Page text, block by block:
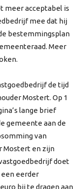
meer acceptabel is
mee dat hij
bestemmingsplan
Meer
de tijd
Mostert. Op 1
lange brief
gemeente aan de
van
Mostert en zijn
doet
een eerder
bij te dragen aan